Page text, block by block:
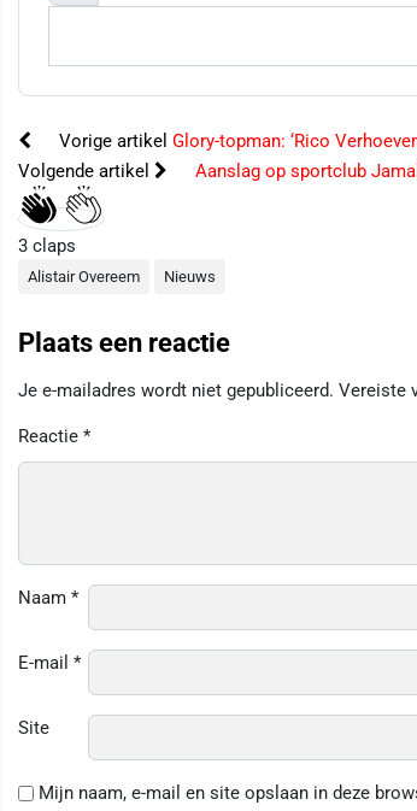
Vorige artikel Glory-topman: ‘Rico
Volgende artikel
Aanslag op sportclub
3 claps
Alistair Overeem Nieuws
Plaats een reactie
Je e-mailadres wordt niet gepubliceerd. Vereiste
Reactie *
Naam *
E-mail *
Site
Mijn naam, e-mail en site opslaan in deze